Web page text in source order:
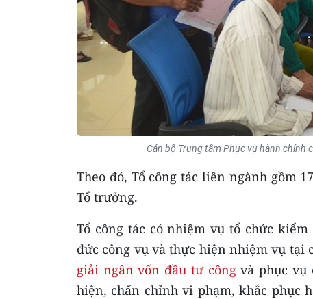
Cán bộ Trung tâm Phục vụ hành chính
Theo đó, Tổ công tác liên ngành gồm
Tổ trưởng.
Tổ công tác có nhiệm vụ tổ chức
đức công vụ và thực hiện nhiệm vụ tại
giải ngân vốn đầu tư côngvà phục vụ
hiện, chấn chỉnh vi phạm, khắc phục